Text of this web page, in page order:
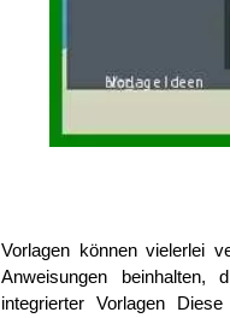
Vorlagen können vielerlei
Anweisungen beinhalten,
integrierter Vorlagen